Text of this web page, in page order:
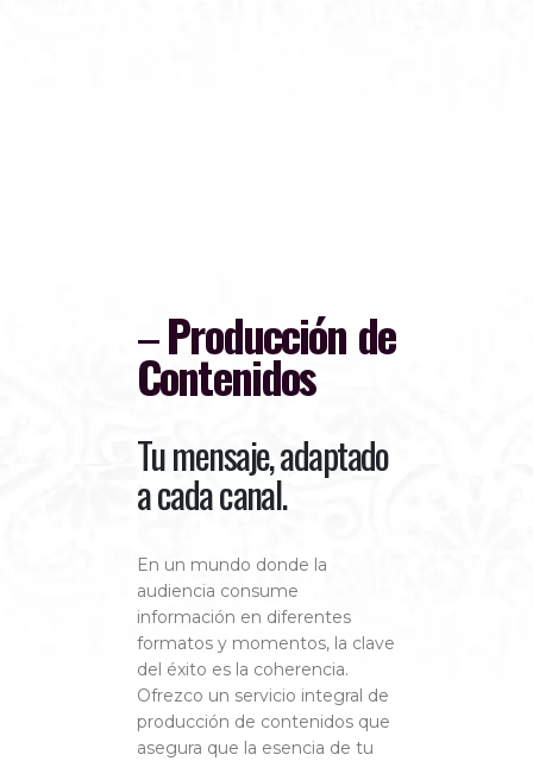
–Producción de
Contenidos
Tu mensaje, adaptado
a cada canal.
En un mundo donde la
audiencia consume
información en diferentes
formatos y momentos, la clave
del éxito es la coherencia.
Ofrezco un servicio integral de
producción de contenidos que
asegura que la esencia de tu